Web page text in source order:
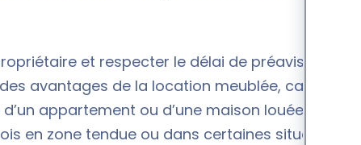
et respecter le délai de préavis, qui est
avantages de la location meublée, car ce délai
appartement ou d’une maison louée vide. Il
en zone tendue ou dans certaines situations.